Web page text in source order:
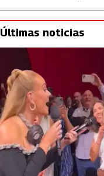
Últimas noticias